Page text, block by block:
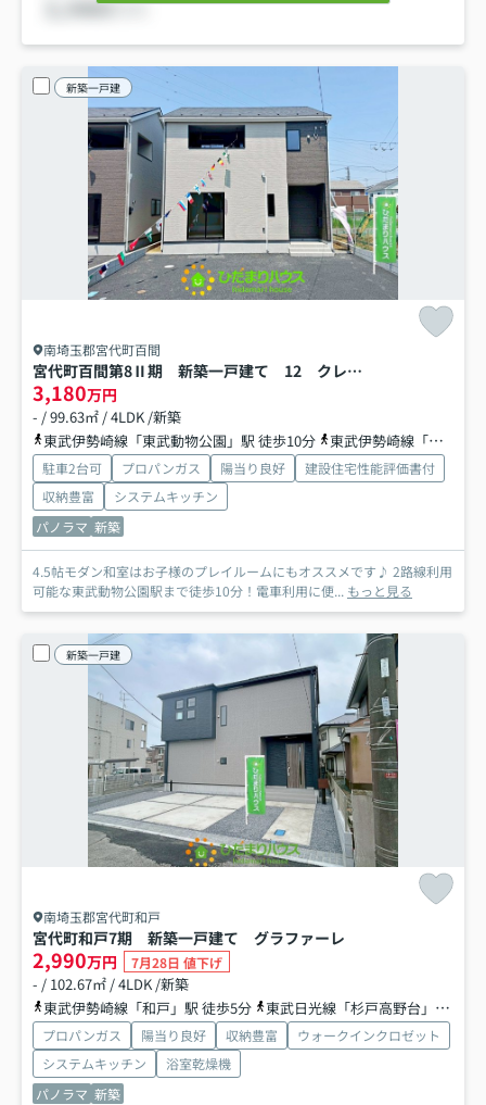
新築一戸建
南埼玉郡宮代町百間
宮代町百間第8Ⅱ期 新築一戸建て 12 クレイドルガーデン
3,180万円
- / 99.63㎡ / 4LDK /新築
東武伊勢崎線「東武動物公園」駅 徒歩10分
東武伊勢崎線「和戸」駅 徒歩39分
駐車2台可 プロパンガス 陽当り良好
建設住宅性能評価書付
収納豊富
システムキッチン
パノラマ 新築
4.5帖モダン和室はお子様のプレイルームにもオススメです♪ 2路線利用
可能な東武動物公園駅まで徒歩10分！電車利用に便... もっと見る
新築一戸建
南埼玉郡宮代町和戸
宮代町和戸7期 新築一戸建て グラファーレ
2,990万円 7月28日 値下げ
- / 102.67㎡ / 4LDK /新築
東武伊勢崎線「和戸」駅 徒歩5分
東武日光線「杉戸高野台」駅 徒歩30分
プロパンガス 陽当り良好 収納豊富
ウォークインクロゼット
システムキッチン
浴室乾燥機
パノラマ 新築